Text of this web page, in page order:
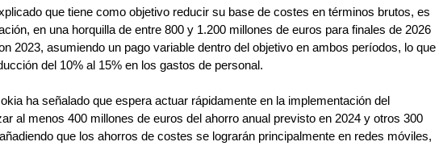
que tiene como objetivo reducir su base de costes en términos brutos, es
en una horquilla de entre 800 y 1.200 millones de euros para finales de 2026
2023, asumiendo un pago variable dentro del objetivo en ambos períodos, lo que
del 10% al 15% en los gastos de personal.
ha señalado que espera actuar rápidamente en la implementación del
al menos 400 millones de euros del ahorro anual previsto en 2024 y otros 300
que los ahorros de costes se lograrán principalmente en redes móviles,